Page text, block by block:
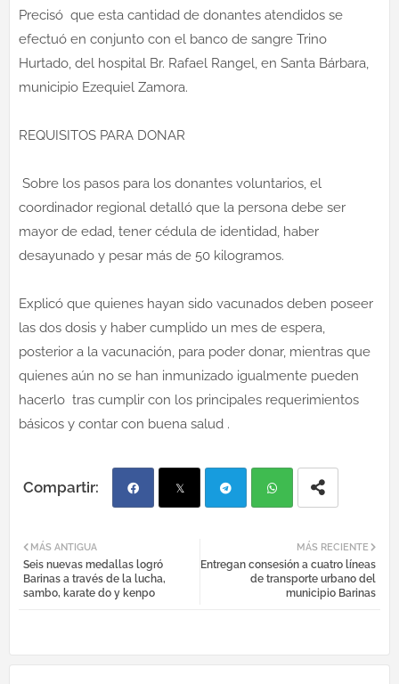
Precisó que esta cantidad de donantes atendidos se
efectuó en conjunto con el banco de sangre Trino
Hurtado, del hospital Br. Rafael Rangel, en Santa Bárbara,
municipio Ezequiel Zamora.
REQUISITOS PARA DONAR
Sobre los pasos para los donantes voluntarios, el
coordinador regional detalló que la persona debe ser
mayor de edad, tener cédula de identidad, haber
desayunado y pesar más de 50 kilogramos.
Explicó que quienes hayan sido vacunados deben poseer
las dos dosis y haber cumplido un mes de espera,
posterior a la vacunación, para poder donar, mientras que
quienes aún no se han inmunizado igualmente pueden
hacerlo tras cumplir con los principales requerimientos
básicos y contar con buena salud .
ebo egr atsa
MÁS RECIENTE
Entregan consesión a cuatro líneas
de transporte urbano del
municipio Barinas
MÁS ANTIGUA
Seis nuevas medallas logró
Barinas a través de la lucha,
sambo, karate do y kenpo